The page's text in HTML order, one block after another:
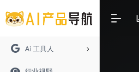
Ai 工具人